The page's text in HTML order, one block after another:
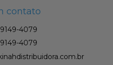
contato
4079
4079